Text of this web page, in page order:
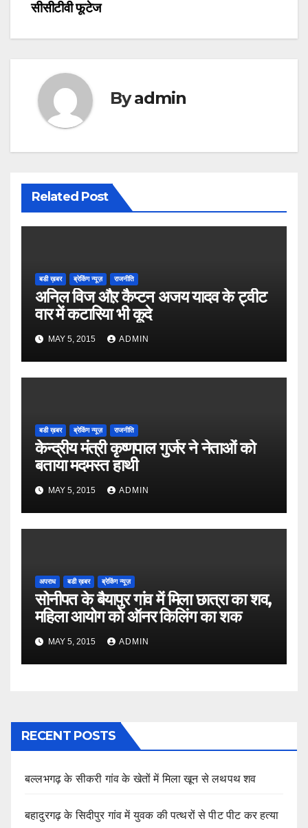
सीसीटीवी फूटेज
Byadmin
Related Post
बडी ख़बर ब्रेकिंग न्यूज़ राजनीति
अनिल विज औऱ कैप्टन अजय यादव के ट्वीट
वार में कटारिया भी कूदे
MAY 5, 2015 ADMIN
बडी ख़बर ब्रेकिंग न्यूज़ राजनीति
केन्द्रीय मंत्री कृष्णपाल गुर्जर ने नेताओं को
बताया मदमस्त हाथी
MAY 5, 2015 ADMIN
अपराध बडी ख़बर ब्रेकिंग न्यूज़
सोनीपत के बैयापुर गांव में मिला छात्रा का शव,
महिला आयोग को ऑनर किलिंग का शक
MAY 5, 2015 ADMIN
RECENT POSTS
बल्लभगढ़ के सीकरी गांव के खेतों में मिला खून से लथपथ शव
बहादुरगढ़ के सिदीपुर गांव में युवक की पत्थरों से पीट पीट कर हत्या